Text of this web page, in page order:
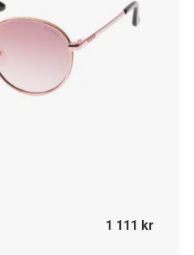
1 111 kr